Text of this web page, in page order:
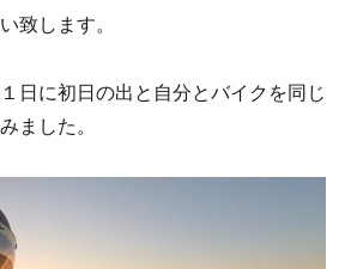
致します。
日に初日の出と自分とバイクを同じ
ました。